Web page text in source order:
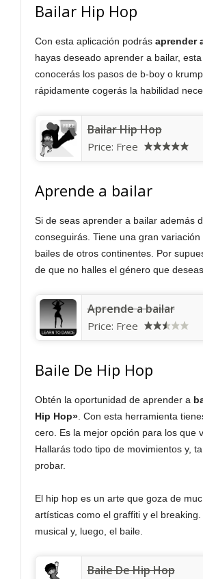
Bailar Hip Hop
Con esta aplicación podrás aprender
hayas deseado aprender a bailar,
conocerás los pasos de b-boy o
rápidamente cogerás la habilidad
Bailar Hip Hop
Price: Free
Aprende a bailar
Si de seas aprender a bailar además
conseguirás. Tiene una gran
bailes de otros continentes. Por
de que no halles el género que
Aprende a bailar
Price: Free
Baile De Hip Hop
Obtén la oportunidad de aprender a
Hip Hop». Con esta herramienta
cero. Es la mejor opción para los que
Hallarás todo tipo de movimientos y,
probar.
El hip hop es un arte que goza de
artísticas como el graffiti y el
musical y, luego, el baile.
Baile De Hip Hop